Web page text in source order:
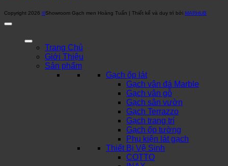
Copyright 2026 ©Showroom Gạch men Hoàng Tuấn | Thiết kế và duy trì bởi MARHUB
Trang Chủ
Giới Thiệu
Sản phẩm
Gạch ốp lát
Gạch vân đá Marble
Gạch vân gỗ
Gạch sân vườn
Gạch Terrazzo
Gạch trang trí
Gạch ốp tường
Phụ kiện lát gạch
Thiết Bị Vệ Sinh
COTTO